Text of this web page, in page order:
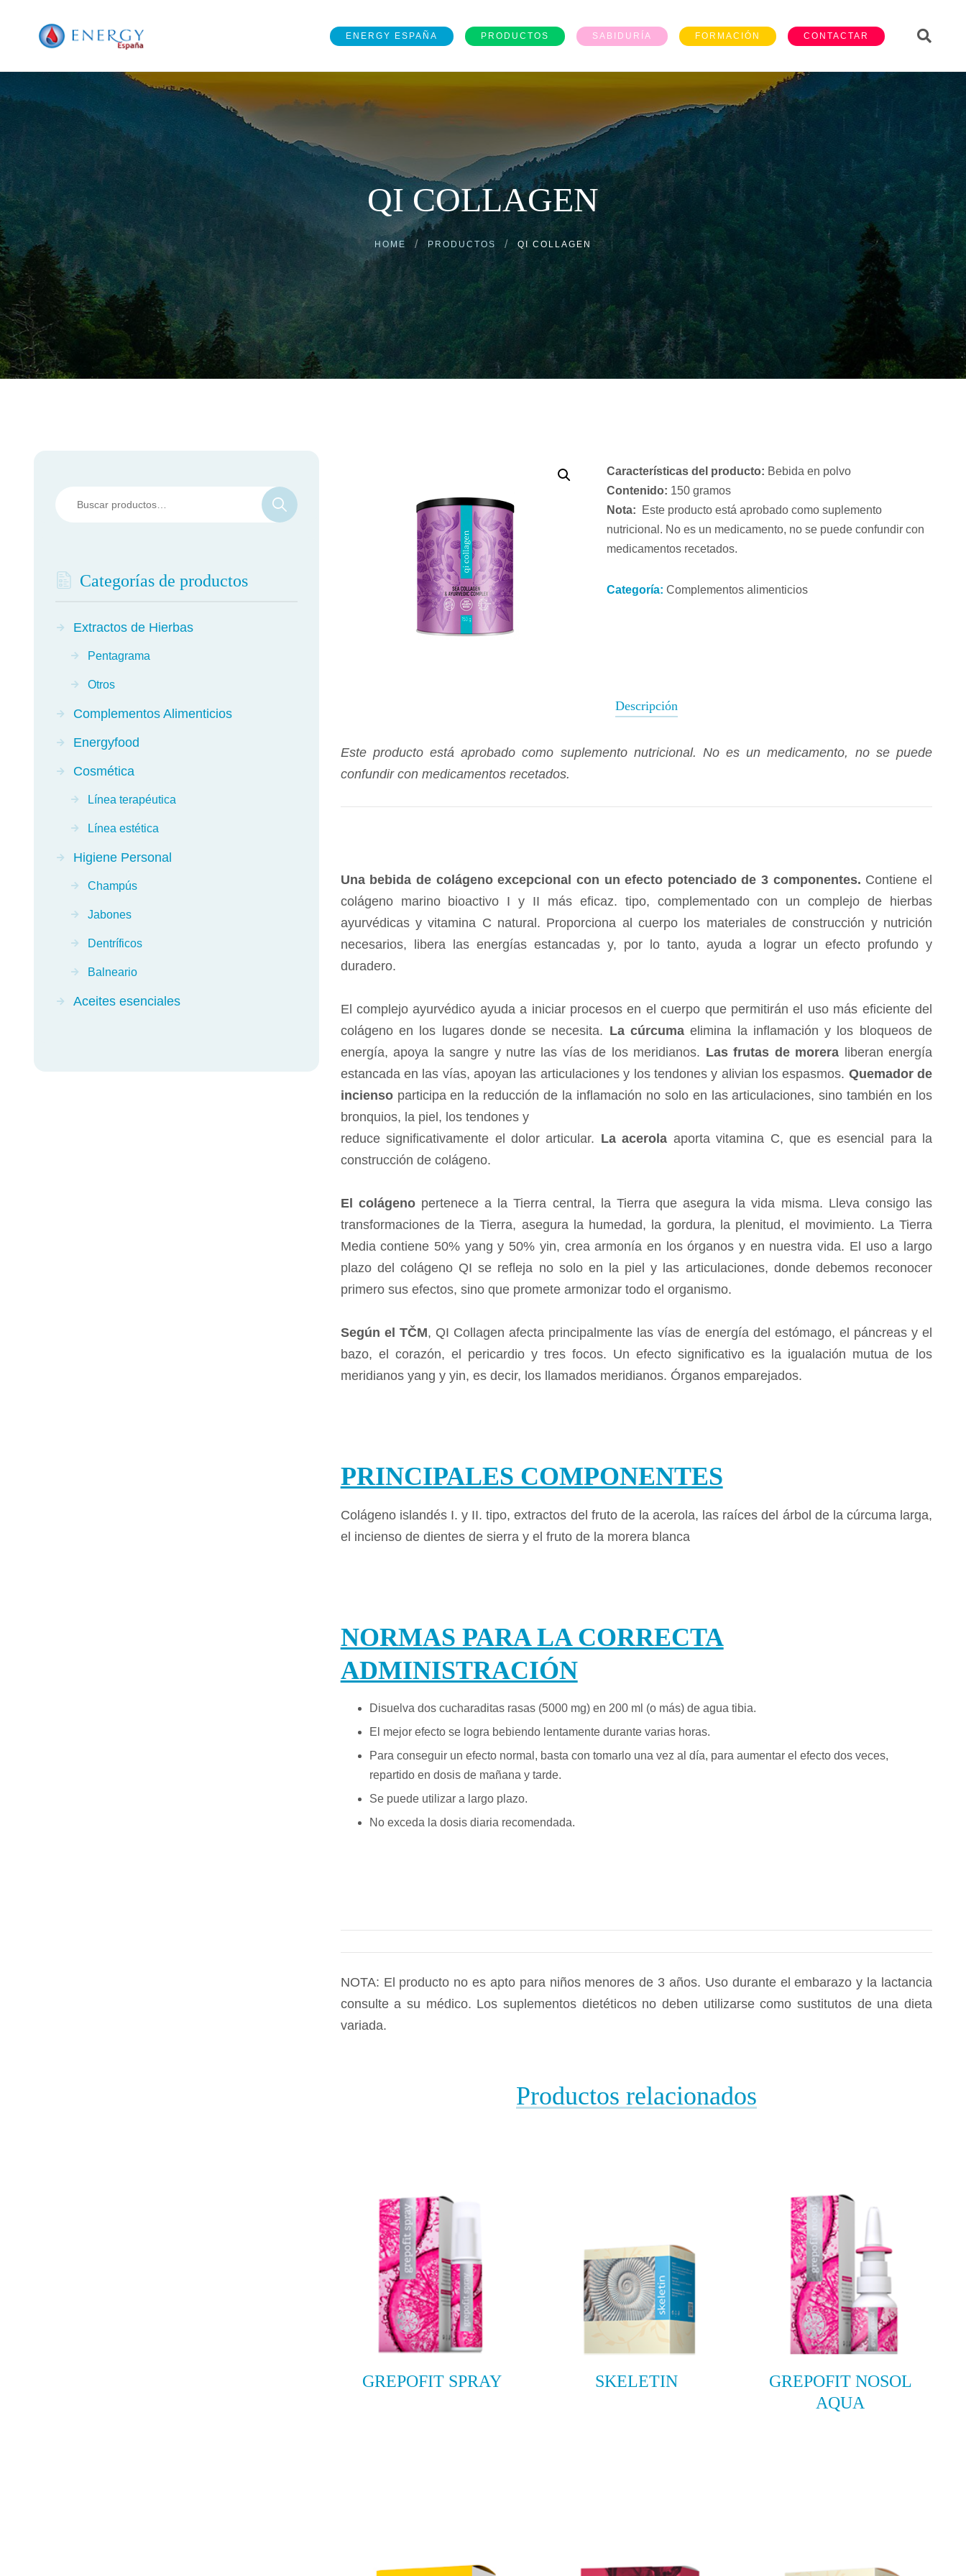
ENERGY ESPAÑA PRODUCTOS SABIDURÍA FORMACIÓN CONTACTAR
QI COLLAGEN
HOME PRODUCTOS QI COLLAGEN
Características del producto: Bebida en polvo
Contenido: 150 gramos
Nota:
Este producto está aprobado como suplemento
nutricional. No es un medicamento, no se puede confundir con
medicamentos recetados.
Categoría:Complementos alimenticios
Descripción
Este producto está aprobado como suplemento nutricional. No es un medicamento, no se puede
confundir con medicamentos recetados.
Una bebida de colágeno excepcional con un efecto potenciado de 3 componentes. Contiene el
colágeno marino bioactivo I y II más eficaz. tipo, complementado con un complejo de hierbas
ayurvédicas y vitamina C natural. Proporciona al cuerpo los materiales de construcción y nutrición
necesarios, libera las energías estancadas y, por lo tanto, ayuda a lograr un efecto profundo y
duradero.
El complejo ayurvédico ayuda a iniciar procesos en el cuerpo que permitirán el uso más eficiente del
colágeno en los lugares donde se necesita. La cúrcuma elimina la inflamación y los bloqueos de
energía, apoya la sangre y nutre las vías de los meridianos. Las frutas de morera liberan energía
estancada en las vías, apoyan las articulaciones y los tendones y alivian los espasmos. Quemador de
incienso participa en la reducción de la inflamación no solo en las articulaciones, sino también en los
bronquios, la piel, los tendones y
reduce significativamente el dolor articular. La acerola aporta vitamina C, que es esencial para la
construcción de colágeno.
El colágenopertenece a la Tierra central, la Tierra que asegura la vida misma. Lleva consigo las
transformaciones de la Tierra, asegura la humedad, la gordura, la plenitud, el movimiento. La Tierra
Media contiene 50% yang y 50% yin, crea armonía en los órganos y en nuestra vida. El uso a largo
plazo del colágeno QI se refleja no solo en la piel y las articulaciones, donde debemos reconocer
primero sus efectos, sino que promete armonizar todo el organismo.
Según el TČM, QI Collagen afecta principalmente las vías de energía del estómago, el páncreas y el
bazo, el corazón, el pericardio y tres focos. Un efecto significativo es la igualación mutua de los
meridianos yang y yin, es decir, los llamados meridianos. Órganos emparejados.
PRINCIPALES COMPONENTES
Colágeno islandés I. y II.tipo, extractos del fruto de la acerola, las raíces del árbol de la cúrcuma larga,
el incienso de dientes de sierra y el fruto de la morera blanca
NORMAS PARA LA CORRECTA
ADMINISTRACIÓN
Disuelva dos cucharaditas rasas (5000 mg) en 200 ml (o más) de agua tibia.
El mejor efecto se logra bebiendo lentamente durante varias horas.
Para conseguir un efecto normal, basta con tomarlo una vez al día, para aumentar el efecto dos veces,
repartido en dosis de mañana y tarde.
Se puede utilizar a largo plazo.
No exceda la dosis diaria recomendada.
NOTA: El producto no es apto para niños menores de 3 años. Uso durante el embarazo y la lactancia
consulte a su médico. Los suplementos dietéticos no deben utilizarse como sustitutos de una dieta
variada.
Productos relacionados
GREPOFIT SPRAY SKELETIN
GREPOFIT NOSOL
AQUA
Categorías de productos
Extractos de Hierbas
Pentagrama
Otros
Complementos Alimenticios
Energyfood
Cosmética
Línea terapéutica
Línea estética
Higiene Personal
Champús
Jabones
Dentríficos
Balneario
Aceites esenciales